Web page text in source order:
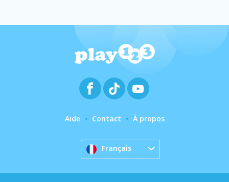
Aide Contact À propos
Français